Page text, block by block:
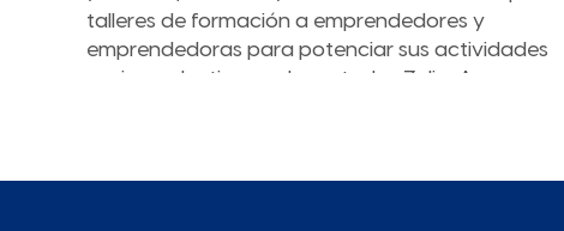
talleres de formación a emprendedores y
emprendedoras para potenciar sus actividades
socioproductivas en los estados Zulia, Amazonas